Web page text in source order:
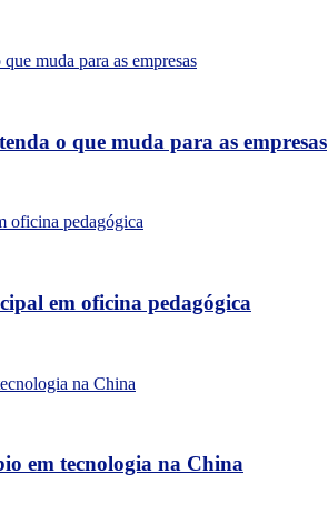
o que muda para as empresas
em oficina pedagógica
em tecnologia na China